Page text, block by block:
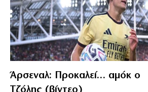
Άρσεναλ: Προκαλεί… αμόκ ο